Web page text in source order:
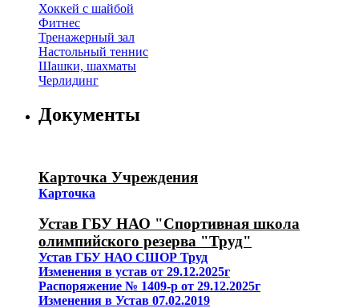
Хоккей с шайбой
Фитнес
Тренажерный зал
Настольный теннис
Шашки, шахматы
Черлидинг
Документы
Карточка Учреждения
Карточка
Устав ГБУ НАО "Спортивная школа
олимпийского резерва "Труд"
Устав ГБУ НАО СШОР Труд
Изменения в устав от 29.12.2025г
Распоряжение № 1409-р от 29.12.2025г
Изменения в Устав 07.02.2019